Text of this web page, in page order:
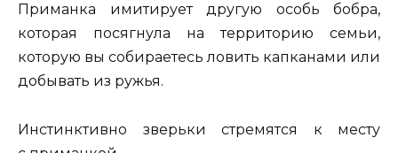
Приманка имитирует другую особь бобра,
которая посягнула на территорию семьи,
которую вы собираетесь ловить капканами или
добывать из ружья.
Инстинктивно зверьки стремятся к месту